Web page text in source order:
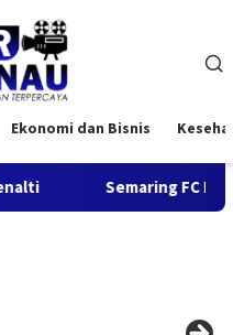
Ekonomi dan Bisnis
Semaring FC Melaju ke